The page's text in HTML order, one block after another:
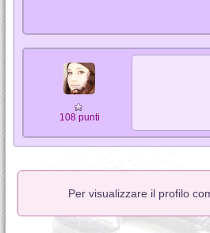
108 punti
Per visualizzare il profilo